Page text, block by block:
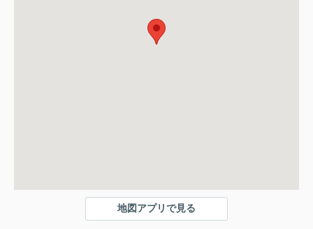
地図アプリで見る